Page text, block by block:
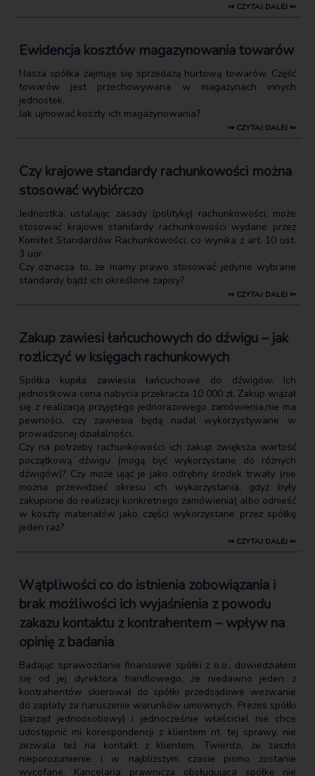
⇒ CZYTAJ DALEJ ⇐
Ewidencja kosztów magazynowania towarów
Nasza spółka zajmuje się sprzedażą hurtową towarów. Część
towarów jest przechowywana w magazynach innych
jednostek.
Jak ujmować koszty ich magazynowania?
⇒ CZYTAJ DALEJ ⇐
Czy krajowe standardy rachunkowości można
stosować wybiórczo
Jednostka, ustalając zasady (politykę) rachunkowości, może
stosować krajowe standardy rachunkowości wydane przez
Komitet Standardów Rachunkowości, co wynika z art. 10 ust.
3 uor.
Czy oznacza to, że mamy prawo stosować jedynie wybrane
standardy bądź ich określone zapisy?
⇒ CZYTAJ DALEJ ⇐
Zakup zawiesi łańcuchowych do dźwigu – jak
rozliczyć w księgach rachunkowych
Spółka kupiła zawiesia łańcuchowe do dźwigów. Ich
jednostkowa cena nabycia przekracza 10 000 zł. Zakup wiązał
się z realizacją przyjętego jednorazowego zamówienia,nie ma
pewności, czy zawiesia będą nadal wykorzystywane w
prowadzonej działalności.
Czy na potrzeby rachunkowości ich zakup zwiększa wartość
początkową dźwigu (mogą być wykorzystane do różnych
dźwigów)? Czy może ująć je jako odrębny środek trwały (nie
można przewidzieć okresu ich wykorzystania, gdyż były
zakupione do realizacji konkretnego zamówienia) albo odnieść
w koszty materiałów jako części wykorzystane przez spółkę
jeden raz?
⇒ CZYTAJ DALEJ ⇐
Wątpliwości co do istnienia zobowiązania i
brak możliwości ich wyjaśnienia z powodu
zakazu kontaktu z kontrahentem – wpływ na
opinię z badania
Badając sprawozdanie finansowe spółki z o.o., dowiedziałem
się od jej dyrektora handlowego, że niedawno jeden z
kontrahentów skierował do spółki przedsądowe wezwanie
do zapłaty za naruszenie warunków umownych. Prezes spółki
(zarząd jednoosobowy) i jednocześnie właściciel nie chce
udostępnić mi korespondencji z klientem nt. tej sprawy, nie
zezwala też na kontakt z klientem. Twierdzi, że zaszło
nieporozumienie i w najbliższym czasie pismo zostanie
wycofane. Kancelaria prawnicza obsługująca spółkę nie